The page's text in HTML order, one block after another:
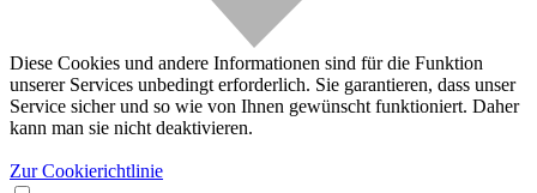
Diese Cookies und andere Informationen sind für die Funktion
unserer Services unbedingt erforderlich. Sie garantieren, dass unser
Service sicher und so wie von Ihnen gewünscht funktioniert. Daher
kann man sie nicht deaktivieren.
Zur Cookierichtlinie